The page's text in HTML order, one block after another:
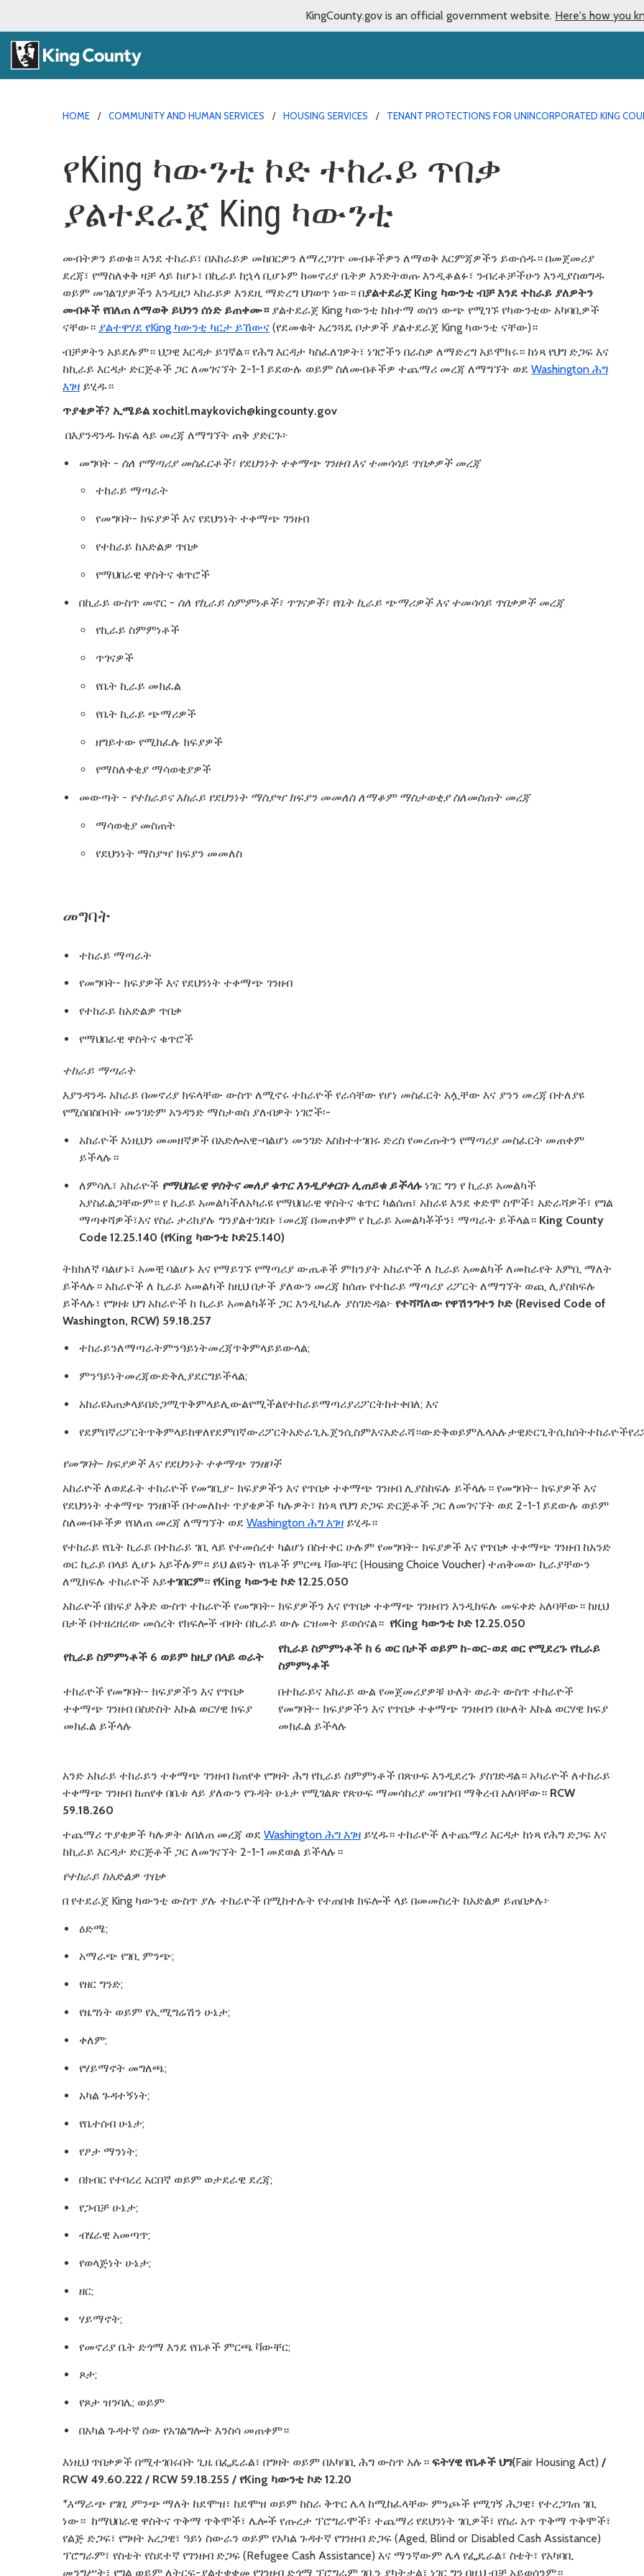
KingCounty.gov is an official government website. Here's how you
HOME COMMUNITY AND HUMAN SERVICES HOUSING SERVICES TENANT PROTECTIONS FOR UNINCORPORATED KING
የKing ካውንቲ ኮድ ተከራይ ጥበቃ
ያልተደራጀ King ካውንቲ
መብትዎን ይወቁ። እንደ ተከራይ፣ በአከራይዎ መከበርዎን ለማረጋገጥ መብቶችዎን ለማወቅ እርምጃዎችን ይውሰዱ። በመጀመሪያ
ደረጃ፣ የማስለቀቅ ዛቻ ላይ ከሆኑ፣ በኪራይ ከኋላ ቢሆኑም ከመኖሪያ ቤትዎ እንድትወጡ እንዲቆልፉ፣ ንብረቶቻችሁን እንዲያስወግዱ
ወይም መገልገያዎችን እንዲዘጋ ኣከራይዎ እንደዚ ማድረግ ህገወጥ ነው። በያልተደራጀKing ካውንቲ ብቻ እንደ ተከራይ ያለዎትን
መብቶች የበለጠ ለማወቅ ይህንን ሰነድ ይጠቀሙ።ያልተደራጀ King ካውንቲ ከከተማ ወሰን ውጭ የሚገኙ የካውንቲው አካባቢዎች
ናቸው። ያልተዋሃደ የKing ካውንቲ ካርታ ይኸውና (የደመቁት አረንጓዴ ቦታዎች ያልተደራጀ King ካውንቲ ናቸው)።
ብቻዎትን አይደሉም። ህጋዊ እርዳታ ይገኛል። የሕግ እርዳታ ካስፈለገዎት፣ ነገሮችን በራስዎ ለማድረግ አይሞክሩ። ከነጻ የህግ ድጋፍ እና
ከኪራይ እርዳታ ድርጅቶች ጋር ለመገናኘት 2-1-1 ይደውሉ ወይም ስለመብቶችዎ ተጨማሪ መረጃ ለማግኘት ወደ Washington ሕግ
እገዛ ይሂዱ።
ጥያቄዎች? ኢሜይል xochitl.maykovich@kingcounty.gov
በእያንዳንዱ ክፍል ላይ መረጃ ለማግኘት ጠቅ ያድርጉ፦
መግባት - ስለ የማጣሪያ መስፈርቶች፣ የደህንነት ተቀማጭ ገንዘብ እና ተመሳሳይ ጥበቃዎች መረጃ
ተከራይ ማጣራት
የመግባት- ክፍያዎች እና የደህንነት ተቀማጭ ገንዘብ
የተከራይ ከአድልዎ ጥበቃ
የማህበራዊ ዋስትና ቁጥሮች
በኪራይ ውስጥ መኖር - ስለ የኪራይ ስምምነቶች፣ ጥገናዎች፣ የቤት ኪራይ ጭማሪዎች እና ተመሳሳይ ጥበቃዎች መረጃ
የኪራይ ስምምነቶች
ጥገናዎች
የቤት ኪራይ መክፈል
የቤት ኪራይ ጭማሪዎች
ዘግይተው የሚከፈሉ ክፍያዎች
የማስለቀቂያ ማሳወቂያዎች
መውጣት - የተከራይና አከራይ የደህንነት ማስያዣ ክፍያን መመለስ ለማቆም ማስታወቂያ ስለመስጠት መረጃ
ማሳወቂያ መስጠት
የደህንነት ማስያዣ ክፍያን መመለስ
መግባት
ተከራይ ማጣራት
የመግባት- ክፍያዎች እና የደህንነት ተቀማጭ ገንዘብ
የተከራይ ከአድልዎ ጥበቃ
የማህበራዊ ዋስትና ቁጥሮች
ተከራይ ማጣራት
እያንዳንዱ አከራይ በመኖሪያ ክፍላቸው ውስጥ ለሚኖሩ ተከራዮች የራሳቸው የሆነ መስፈርት አሏቸው እና ያንን መረጃ በተለያዩ
የሚሰበስቡበት መንገድም አንዳንድ ማስታወስ ያለብዎት ነገሮች፡-
አከራዮች እነዚህን መመዘኛዎች በአድሎአዊ-ባልሆነ መንገድ እስከተተገበሩ ድረስ የመረጡትን የማጣሪያ መስፈርት መጠቀም
ይችላሉ።
ለምሳሌ፣ አከራዮች የማህበራዊ ዋስትና መለያ ቁጥር እንዲያቀርቡ ሊጠይቁ ይችላሉ ነገር ግን የ ኪራይ አመልካች
አያስፈልጋቸውም። የ ኪራይ አመልካችለአካራዩ የማህበራዊ ዋስትና ቁጥር ካልሰጠ፣ አከራዩ እንደ ቀድሞ ስሞች፣ አድራሻዎች፣ የግል
ማጣቀሻዎች፣እና የስራ ታሪክያሉ ግንያልተገደቡ ፣መረጃ በመጠቀም የ ኪራይ አመልካቾችን፣ ማጣራት ይችላል። King County
Code 12.25.140 (የKing ካውንቲ ኮድ25.140)
ትክክለኛ ባልሆኑ፣ አመቺ ባልሆኑ እና የማይገኙ የማጣሪያ ውጤቶች ምክንያት አከራዮች ለ ኪራይ አመልካች ለመከራየት እምቢ ማለት
ይችላሉ። አከራዮች ለ ኪራይ አመልካች ከዚህ በታች ያለውን መረጃ ከሰጡ የተከራይ ማጣሪያ ሪፖርት ለማግኘት ወጪ ሊያስከፍሉ
ይችላሉ፣ የግዛቱ ህግ አከራዮች ከ ኪራይ አመልካቾች ጋር እንዲካፈሉ ያስገድዳል፦ የተሻሻለው የዋሽንግተን ኮድ (Revised Code of
Washington, RCW) 59.18.257
ተከራይንለማጣራትምንዓይነትመረጃጥቅምላይይውላል;
ምንዓይነትመረጃውድቅሊያደርግይችላል;
አከራዩአጠቃላይበድጋሚጥቅምላይሊውልየሚችልየተከራይማጣሪያሪፖርትከተቀበለ; እና
የመግባት- ክፍያዎች እና የደህንነት ተቀማጭ ገንዘቦች
አከራዮች ለወደፊት ተከራዮች የመግቢያ- ክፍያዎችን እና የጥበቃ ተቀማጭ ገንዘብ ሊያስከፍሉ ይችላሉ። የመግባት- ክፍያዎች እና
የደህንነት ተቀማጭ ገንዘቦች በተመለከተ ጥያቄዎች ካሉዎት፣ ከነጻ የህግ ድጋፍ ድርጅቶች ጋር ለመገናኘት ወደ 2-1-1 ይደውሉ ወይም
ስለመብቶችዎ የበለጠ መረጃ ለማግኘት ወደ Washington ሕግ እገዛ ይሂዱ።
የተከራይ የቤት ኪራይ በተከራይ ገቢ ላይ የተመሰረተ ካልሆነ በስተቀር ሁሉም የመግባት- ክፍያዎች እና የጥበቃ ተቀማጭ ገንዘብ ከአንድ
ወር ኪራይ በላይ ሊሆኑ አይችሉም። ይህ ልዩነት የቤቶች ምርጫ ቫውቸር (Housing Choice Voucher) ተጠቅመው ኪራያቸውን
ለሚከፍሉ ተከራዮች አይተገበርም። የKing ካውንቲ ኮድ 12.25.050
አከራዮች በክፍያ እቅድ ውስጥ ተከራዮች የመግባት- ክፍያዎችን እና የጥበቃ ተቀማጭ ገንዘብን እንዲከፍሉ መፍቀድ አለባቸው። ከዚህ
በታች በተዘረዘረው መሰረት የክፍሎች ብዛት በኪራይ ውሉ ርዝመት ይወሰናል። የKing ካውንቲ ኮድ 12.25.050
የኪራይ ስምምነቶች 6 ወይም ከዚያ በላይ ወራት
የኪራይ ስምምነቶች ከ 6 ወር በታች ወይም ከ-ወር-ወደ ወር የሚደረጉ የኪራይ
ስምምነቶች
ተከራዮች የመግባት- ክፍያዎችን እና የጥበቃ
ተቀማጭ ገንዘብ በስድስት እኩል ወርሃዊ ክፍያ
መክፈል ይችላሉ
በተከራይና አከራይ ውል የመጀመሪያዎቹ ሁለት ወራት ውስጥ ተከራዮች
የመግባት- ክፍያዎችን እና የጥበቃ ተቀማጭ ገንዘብን በሁለት እኩል ወርሃዊ ክፍያ
መክፈል ይችላሉ
አንድ አከራይ ተከራይን ተቀማጭ ገንዘብ ከጠየቀ የግዛት ሕግ የኪራይ ስምምነቶች በጽሁፍ እንዲደረጉ ያስገድዳል። አካራዮች ለተከራይ
ተቀማጭ ገንዘብ ከጠየቀ በቤቱ ላይ ያለውን የጉዳት ሁኔታ የሚገልጽ የጽሁፍ ማመሳከሪያ መዝገብ ማቅረብ አለባቸው። RCW
59.18.260
ተጨማሪ ጥያቄዎች ካሉዎት ለበለጠ መረጃ ወደ Washington ሕግ እገዛ ይሂዱ። ተከራዮች ለተጨማሪ እርዳታ ከነጻ የሕግ ድጋፍ እና
ከኪራይ እርዳታ ድርጅቶች ጋር ለመገናኘት 2-1-1 መደወል ይችላሉ።
የተከራይ ከአድልዎ ጥበቃ
በ የተደራጀ King ካውንቲ ውስጥ ያሉ ተከራዮች በሚከተሉት የተጠበቁ ክፍሎች ላይ በመመስረት ከአድልዎ ይጠበቃሉ፦
ዕድሜ;
አማራጭ የገቢ ምንጭ;
የዘር ግንድ;
የዜግነት ወይም የኢሚግሬሽን ሁኔታ;
ቀለም;
የሃይማኖት መግለጫ;
አካል ጉዳተኝነት;
የቤተሰብ ሁኔታ;
የፆታ ማንነት;
በክብር የተባረረ አርበኛ ወይም ወታደራዊ ደረጃ;
የጋብቻ ሁኔታ;
ብሄራዊ አመጣጥ;
የወላጅነት ሁኔታ;
ዘር;
ሃይማኖት;
የመኖሪያ ቤት ድጎማ እንደ የቤቶች ምርጫ ቫውቸር;
ጾታ;
የጾታ ዝንባሌ; ወይም
በአካል ጉዳተኛ ሰው የአገልግሎት እንስሳ መጠቀም።
እነዚህ ጥበቃዎች በሚተገበሩበት ጊዜ በፌዴራል፣ በግዛት ወይም በአካባቢ ሕግ ውስጥ አሉ። ፍትሃዊ የቤቶች ህግ(Fair Housing Act) /
RCW 49.60.222 / RCW 59.18.255 / የKing ካውንቲ ኮድ 12.20
*አማራጭ የገቢ ምንጭማለት ከደሞዝ፣ ከደሞዝ ወይም ከስራ ቅጥር ሌላ ከሚከፈላቸው ምንጮች የሚገኝ ሕጋዊ፣ የተረጋገጠ ገቢ
ነው። ከማህበራዊ ዋስትና ጥቅማ ጥቅሞች፣ ሌሎች የጡረታ ፕሮግራሞች፣ ተጨማሪ የደህንነት ገቢዎች፣ የስራ አጥ ጥቅማ ጥቅሞች፣
የልጅ ድጋፍ፣ የግዛት አረጋዊ፣ ዓይነ ስውራን ወይም የአካል ጉዳተኛ የገንዘብ ድጋፍ (Aged, Blind or Disabled Cash Assistance)
ፕሮግራም፣ የስቴት የስደተኛ የገንዘብ ድጋፍ (Refugee Cash Assistance) እና ማንኛውም ሌላ የፌዴራል፣ ስቴት፣ የአካባቢ
መንግሥት፣ የግል ወይም ለትርፍ-ያልተቋቋመ የገንዘብ ድጎማ ፕሮግራም ገቢን ያካትታል፣ ነገር ግን በዚህ ብቻ አይወሰንም።